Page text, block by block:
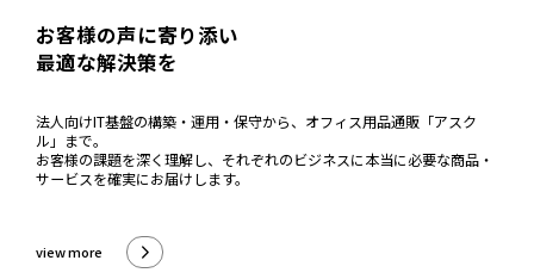
お客様の声に寄り添い
最適な解決策を
法人向けIT基盤の構築・運用・保守から、オフィス用品通販「アスク
ル」まで。
お客様の課題を深く理解し、それぞれのビジネスに本当に必要な商品・
サービスを確実にお届けします。
view more